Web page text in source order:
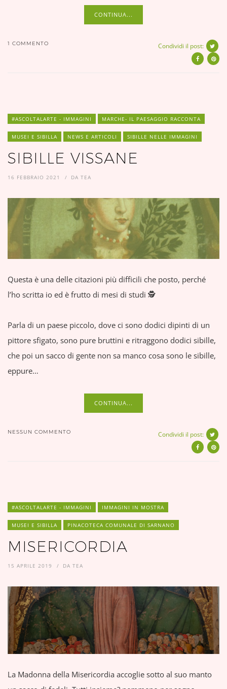
CONTINUA...
1 COMMENTO Condividi il post:
#ASCOLTALARTE - IMMAGINI MARCHE- IL PAESAGGIO RACCONTA
MUSEI E SIBILLA NEWS E ARTICOLI SIBILLE NELLE IMMAGINI
SIBILLE VISSANE
16 FEBBRAIO 2021 DA TEA
Questa è una delle citazioni più difficili che posto, perché
l’ho scritta io ed è frutto di mesi di studi 🕵️
Parla di un paese piccolo, dove ci sono dodici dipinti di un
pittore sfigato, sono pure bruttini e ritraggono dodici sibille,
che poi un sacco di gente non sa manco cosa sono le sibille,
eppure…
CONTINUA...
NESSUN COMMENTO Condividi il post:
#ASCOLTALARTE - IMMAGINI IMMAGINI IN MOSTRA
MUSEI E SIBILLA PINACOTECA COMUNALE DI SARNANO
MISERICORDIA
15 APRILE 2019 DA TEA
La Madonna della Misericordia accoglie sotto al suo manto